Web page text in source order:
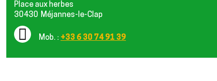
Place aux herbes
30430 Méjannes-le-Clap
Mob. : +33 6 30 74 91 39